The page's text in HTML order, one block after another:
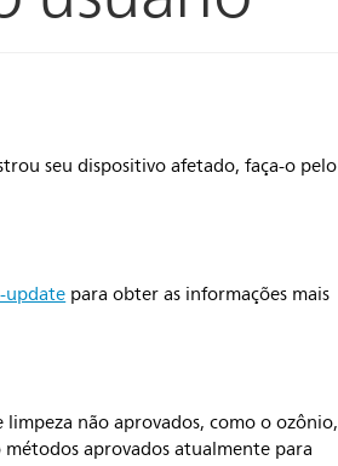
seu dispositivo afetado, faça-o pelo
updatepara obter as informações mais
não aprovados, como o ozônio,
aprovados atualmente para